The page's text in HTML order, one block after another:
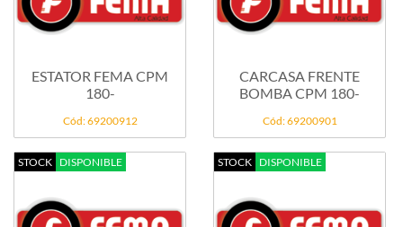
ESTATOR FEMA CPM
180-
Cód: 69200912
CARCASA FRENTE
BOMBA CPM 180-
Cód: 69200901
STOCK DISPONIBLE STOCK DISPONIBLE